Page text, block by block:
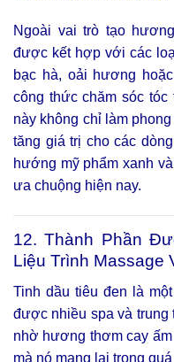
Ngoài vai trò tạo
được kết hợp với các
bạc hà, oải hương
công thức chăm sóc
này không chỉ làm
tăng giá trị cho các
hướng mỹ phẩm xanh
ưa chuộng hiện nay.
12. Thành Phần
Liệu Trình Massage
Tinh dầu tiêu đen là
được nhiều spa và trung
nhờ hương thơm cay
mà nó mang lại trong